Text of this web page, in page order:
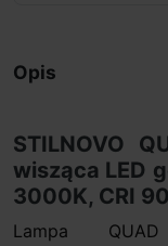
Opis
STILNOVO
wisząca LED
3000K, CRI
Lampa